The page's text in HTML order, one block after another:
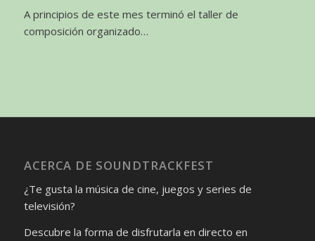
A principios de este mes terminó el taller de
composición organizado…
ACERCA DE SOUNDTRACKFEST
¿Te gusta la música de cine, juegos y series de
televisión?
Descubre la forma de disfrutarla en directo en